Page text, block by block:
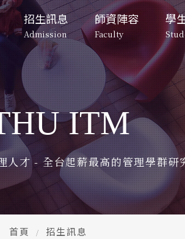
招生訊息
Admission
碩士班招生
Master's Program
Admissions
博士班招生
Doctoral Program
Admissions
師資陣容
Faculty
專任教師
Full-Time Professors
退休教師
Retired Faculty
行政人員
Administrative Staff
學
校
在
兩岸
班招生
規劃
Rules
學時程與管道
系所成員
Faculty
專任教師
Full-Time Professors
退休教師
Retired Faculty
行政人員
Administrative Staff
學生
Student
重要日程
校園與宿
Campus
在校生動
Student
兩岸清
Tsing Hua
ITM
人才 - 全台起薪最高的管理學群研
首頁 招生訊息